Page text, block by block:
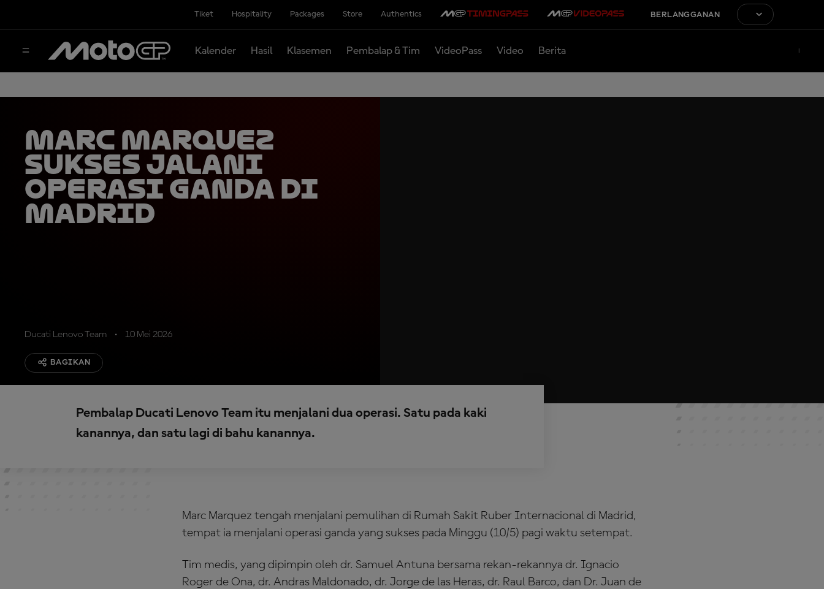
Tiket Hospitality Packages Store Authentics BERLANGGANAN
Kalender Hasil Klasemen Pembalap & Tim VideoPass Video Berita
Marc Marquez
Sukses Jalani
Operasi Ganda di
Madrid
Ducati Lenovo Team 10 Mei 2026
BAGIKAN
Pembalap Ducati Lenovo Team itu menjalani dua operasi. Satu pada kaki
kanannya, dan satu lagi di bahu kanannya.
Marc Marquez tengah menjalani pemulihan di Rumah Sakit Ruber Internacional di Madrid,
tempat ia menjalani operasi ganda yang sukses pada Minggu (10/5) pagi waktu setempat.
Tim medis, yang dipimpin oleh dr. Samuel Antuna bersama rekan-rekannya dr. Ignacio
Roger de Ona, dr. Andras Maldonado, dr. Jorge de las Heras, dr. Raul Barco, dan Dr. Juan de